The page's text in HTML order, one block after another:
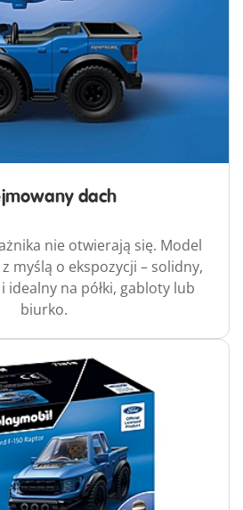
dach
nie otwierają się. Model
myślą o ekspozycji – solidny,
idealny na półki, gabloty lub
biurko.